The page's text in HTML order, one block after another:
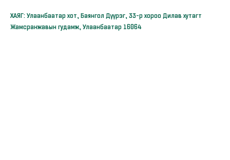
ХАЯГ: Улаанбаатар хот, Баянгол Дүүрэг, 33-р хороо Дилав хутагт
Жамсранжавын гудамж, Улаанбаатар 16064